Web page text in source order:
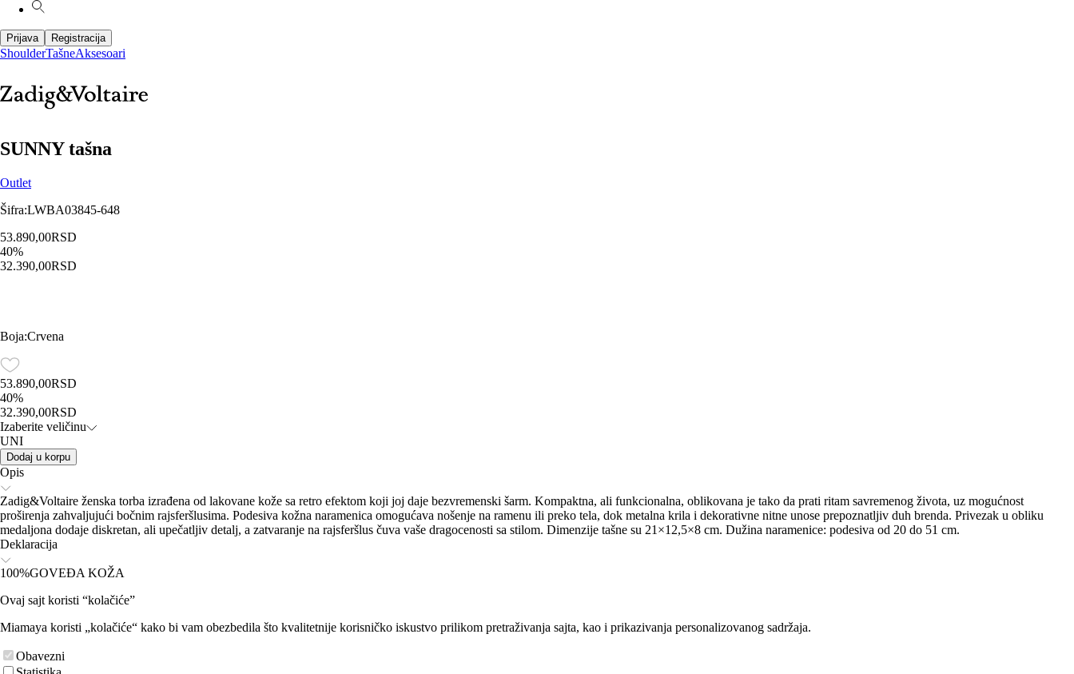
Prijava Registracija
ShoulderTašneAksesoari
SUNNY tašna
Outlet
Šifra:LWBA03845-648
53.890,00RSD
40%
32.390,00RSD
Boja:Crvena
53.890,00RSD
40%
32.390,00RSD
Izaberite veličinu
UNI
Dodaj u korpu
Opis
Zadig&Voltaire ženska torba izrađena od lakovane kože sa retro efektom koji joj daje bezvremenski šarm. Kompaktna, ali funkcionalna, oblikovana je tako da prati ritam savremenog života, uz mogućnost
proširenja zahvaljujući bočnim rajsferšlusima. Podesiva kožna naramenica omogućava nošenje na ramenu ili preko tela, dok metalna krila i dekorativne nitne unose prepoznatljiv duh brenda. Privezak u obliku
medaljona dodaje diskretan, ali upečatljiv detalj, a zatvaranje na rajsferšlus čuva vaše dragocenosti sa stilom. Dimenzije tašne su 21×12,5×8 cm. Dužina naramenice: podesiva od 20 do 51 cm.
Deklaracija
100%GOVEĐA KOŽA
Ovaj sajt koristi “kolačiće”
Miamaya koristi „kolačiće“ kako bi vam obezbedila što kvalitetnije korisničko iskustvo prilikom pretraživanja sajta, kao i prikazivanja personalizovanog sadržaja.
Obavezni